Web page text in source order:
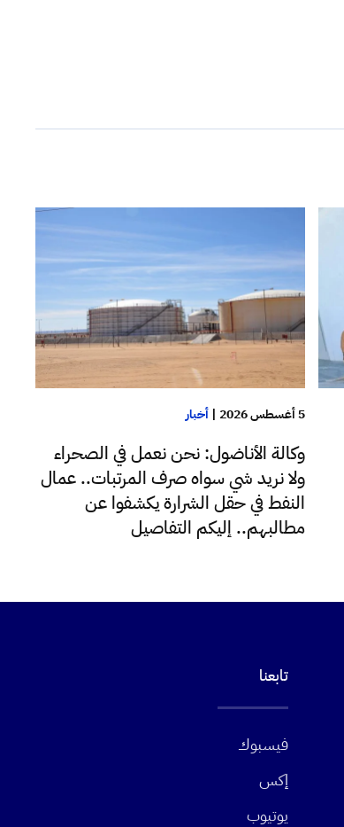
5 أغسطس 2026 |أخبار
وكالة الأناضول: نحن نعمل في الصحراء
ولا نريد شي سواه صرف المرتبات.. عمال
النفط في حقل الشرارة يكشفوا عن
مطالبهم.. إليكم التفاصيل
تابعنا
فيسبوك
إكس
يوتيوب